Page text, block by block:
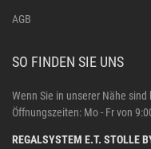
AGB
SO FINDEN SIE UNS
Wenn Sie in unserer Nähe
Öffnungszeiten: Mo - Fr von
REGALSYSTEM E.T. STOLLE